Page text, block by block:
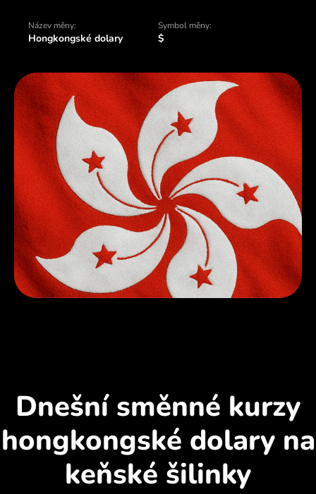
Název měny:
Hongkongské dolary
Symbol měny:
$
Dnešní směnné kurzy
hongkongské dolary na
keňské šilinky